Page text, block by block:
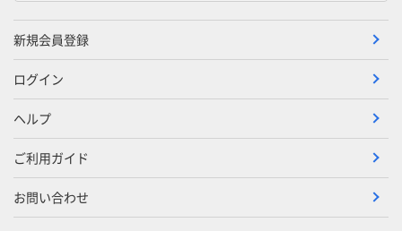
新規会員登録
ログイン
ヘルプ
ご利用ガイド
お問い合わせ